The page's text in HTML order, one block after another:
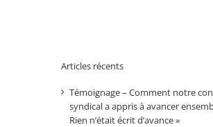
Articles récents
Témoignage – Comment notre
syndical a appris à avancer
Rien n’était écrit d’avance »